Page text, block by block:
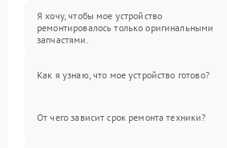
Я хочу, чтобы мое устройство
ремонтировалось только оригинальными
запчастями.
Как я узнаю, что мое устройство готово?
От чего зависит срок ремонта техники?